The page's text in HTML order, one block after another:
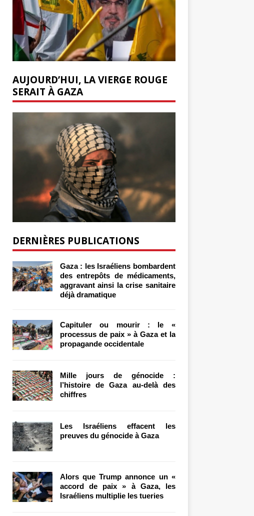
AUJOURD’HUI, LA VIERGE ROUGE
SERAIT À GAZA
DERNIÈRES PUBLICATIONS
Gaza : les Israéliens bombardent
des entrepôts de médicaments,
aggravant ainsi la crise sanitaire
déjà dramatique
Capituler ou mourir : le «
processus de paix » à Gaza et la
propagande occidentale
Mille jours de génocide :
l’histoire de Gaza au-delà des
chiffres
Les Israéliens effacent les
preuves du génocide à Gaza
Alors que Trump annonce un «
accord de paix » à Gaza, les
Israéliens multiplie les tueries